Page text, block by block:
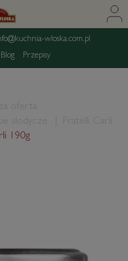
wloska.com.pl
Blog Przepisy
oferta
słodycze
Fratelli Carli
190g